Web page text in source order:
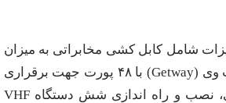
شامل کابل کشی مخابراتی به میزان
یک‌هزار و ۲۰۰ متر از پایانه مسافری تا برج کنترل، نصب و راه اندازی سیستم های گیت وی (Getway) با ۴۸ پورت جهت برقراری
خطوط تلفن به صورت ۲۴ ساعته برای پایداری ارتباط مرکز جستجو و نجات دریایی، نصب و راه اندازی شش دستگاه VHF